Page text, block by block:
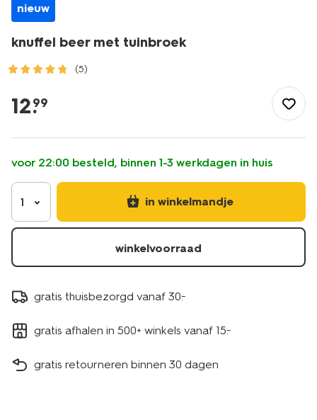
nieuw
knuffel beer met tuinbroek
(5)
hobby/knuffels/knuffel-
beer-
tuinbroek-
14504963.html
12.
99
voor 22:00 besteld, binnen 1-3 werkdagen in huis
1 in winkelmandje
winkelvoorraad
gratis thuisbezorgd vanaf 30.-
gratis afhalen in 500+ winkels vanaf 15.-
gratis retourneren binnen 30 dagen